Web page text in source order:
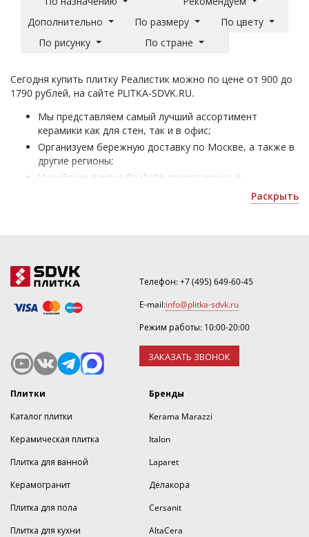
Дополнительно
По размеру
По цвету
По рисунку
По стране
Сегодня купить плитку Реалистик можно по цене от 900 до
1790 рублей, на сайте PLITKA-SDVK.RU.
Мы представляем самый лучший ассортимент
керамики как для стен, так и в офис;
Организуем бережную доставку по Москве, а также в
другие регионы;
Индийская плитка Realistik представлена в
разнообразии: размера - 600x600 мм, рисунка - под
мрамор, бетон, цвета - темно-серый, белый, стиля -
Cement входят: керамогранит;
Покупая ее, Вы получаете официальную гарантию
приобрести товар по акции или скидки.
Раскрыть
Телефон:+7 (495) 649-60-45
E-mail:info@plitka-sdvk.ru
Режим работы: 10:00-20:00
ЗАКАЗАТЬ ЗВОНОК
Плитки
Каталог плитки
Керамическая плитка
Плитка для ванной
Керамогранит
Плитка для пола
Плитка для кухни
Бренды
Kerama Marazzi
Italon
Laparet
Делакора
Cersanit
AltaCera